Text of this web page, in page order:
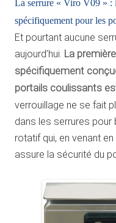
La serrure « Viro V09 » :
spécifiquement pour les
Et pourtant aucune
aujourd’hui. La
spécifiquement
portails coulissants
verrouillage ne se fait
dans les serrures pour
rotatif qui, en venant
assure la sécurité du